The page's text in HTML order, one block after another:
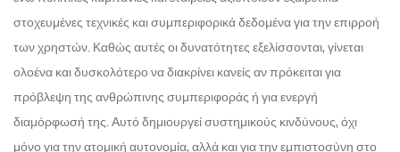
στοχευμένες τεχνικές και συμπεριφορικά δεδομένα για την επιρροή
των χρηστών. Καθώς αυτές οι δυνατότητες εξελίσσονται, γίνεται
ολοένα και δυσκολότερο να διακρίνει κανείς αν πρόκειται για
πρόβλεψη της ανθρώπινης συμπεριφοράς ή για ενεργή
διαμόρφωσή της. Αυτό δημιουργεί συστημικούς κινδύνους, όχι
μόνο για την ατομική αυτονομία, αλλά και για την εμπιστοσύνη στο